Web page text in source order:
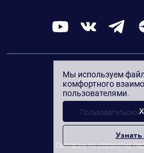
Политика
Согласие на обработку
Мы используем
комфортного
пользователями.
Узнать